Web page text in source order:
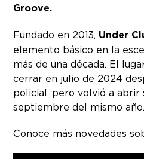
Groove.
Fundado en 2013, Under
elemento básico en la
más de una década. El
cerrar en julio de 2024
policial, pero volvió a abrir
septiembre del mismo año.
Conoce más novedades